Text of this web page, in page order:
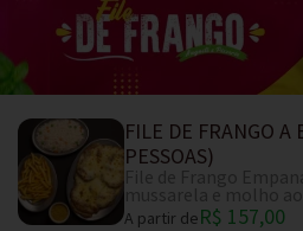
FILE DE FRANGO A
PESSOAS)
A partir deR$ 157,00